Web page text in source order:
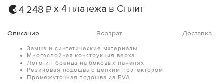
4 248 ₽ х 4 платежа в Сплит
Описание Возврат Доставка
Замша и синтетические материалы
Многослойная конструкция верха
Логотип бренда на боковых панелях
Резиновая подошва c цепким протектором
Промежуточная подошва из EVA